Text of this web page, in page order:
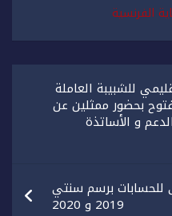
الفرنسية
للشبيبة العاملة
بحضور ممثلين عن
و الأساتذة
للحسابات برسم سنتي
2019 و 2020